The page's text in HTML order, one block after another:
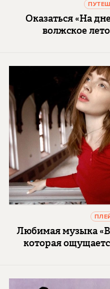
Оказаться «На
волжское
Любимая музыка
которая